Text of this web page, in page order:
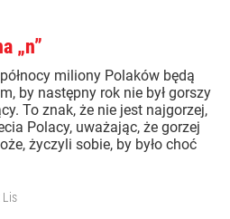
„n”
miliony Polaków będą
by następny rok nie był gorszy
To znak, że nie jest najgorzej,
Polacy, uważając, że gorzej
życzyli sobie, by było choć
Lis